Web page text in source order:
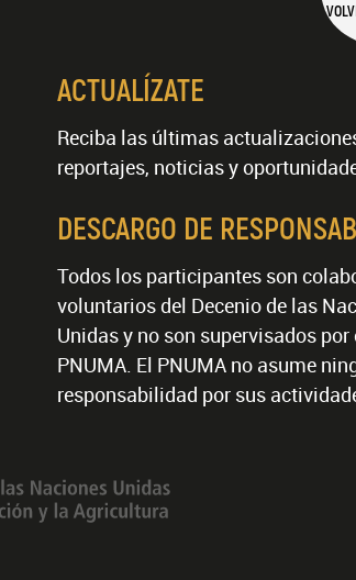
ACTUALÍZATE
Reciba las últimas
reportajes, noticias y
DESCARGO DE
Todos los participantes son
voluntarios del Decenio de las
Unidas y no son supervisados por
PNUMA. El PNUMA no asume
responsabilidad por sus